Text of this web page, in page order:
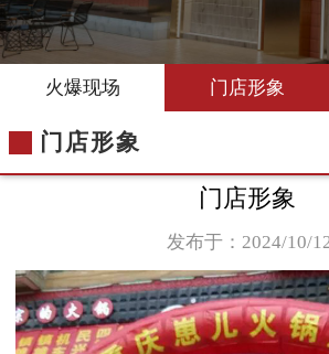
火爆现场 门店形象
门店形象
门店形象
发布于：2024/10/